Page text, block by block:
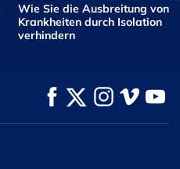
Wie Sie die Ausbreitung von
Krankheiten durch Isolation
verhindern